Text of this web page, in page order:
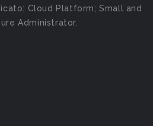
Cloud Platform; Small and
Administrator.